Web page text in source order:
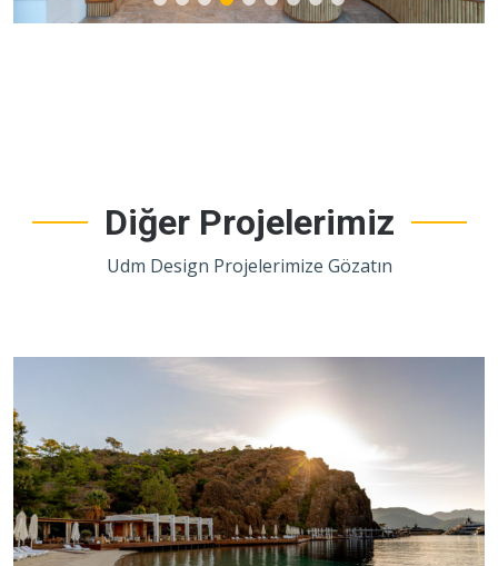
Diğer Projelerimiz
Udm Design Projelerimize Gözatın